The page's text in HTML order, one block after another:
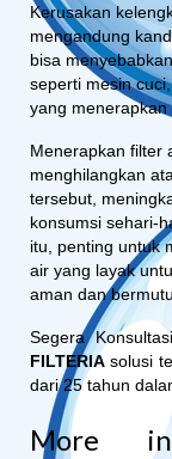
Kerusakan
mengandung
bisa
seperti mesin
yang
Menerapkan filter
menghilangkan
tersebut,
konsumsi sehari-
itu, penting untuk
air yang layak
aman dan
Segera
FILTERIA solusi
dari 25 tahun
More